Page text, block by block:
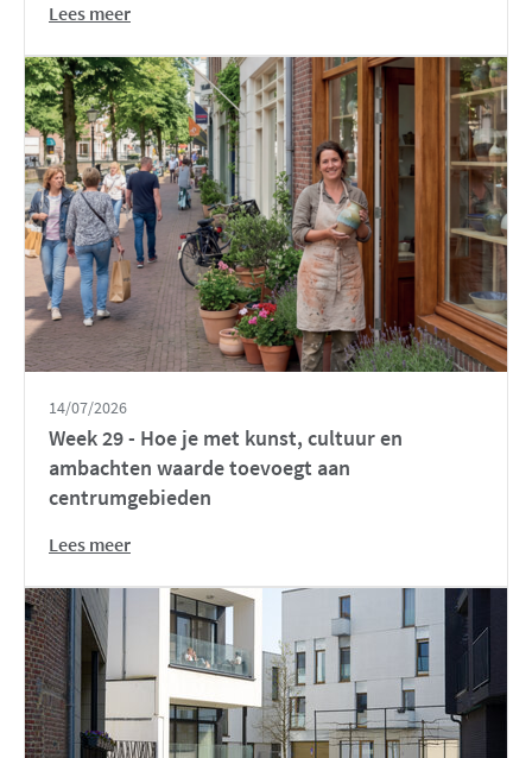
Lees meer
Week 29 - Hoe je met kunst, cultuur en
ambachten waarde toevoegt aan
centrumgebieden
Lees meer
14/07/2026